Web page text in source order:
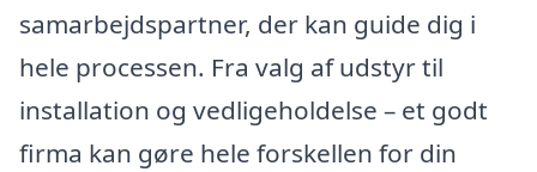
samarbejdspartner, der kan guide dig i
hele processen. Fra valg af udstyr til
installation og vedligeholdelse – et godt
firma kan gøre hele forskellen for din